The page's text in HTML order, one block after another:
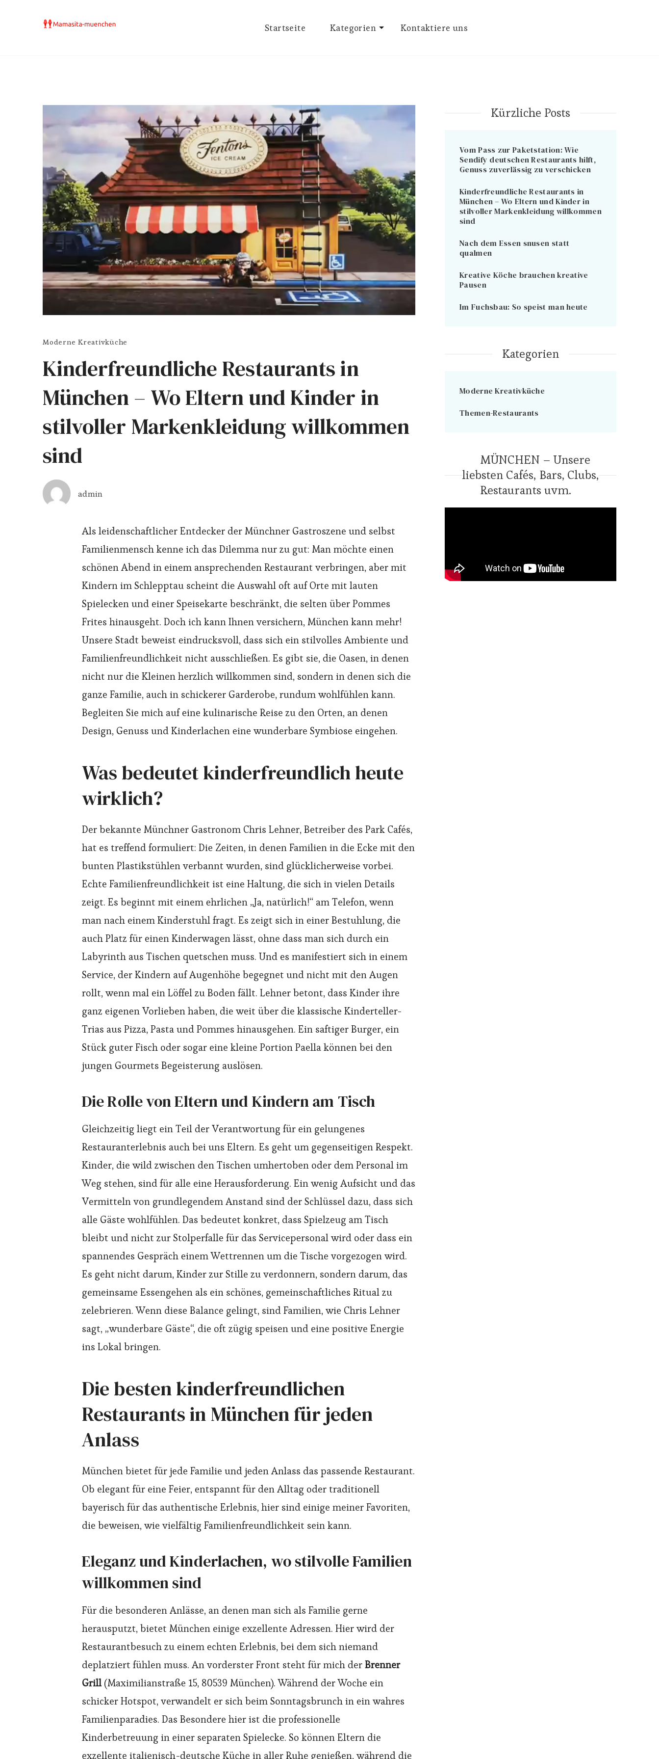
Startseite Kategorien Kontaktiere uns
Moderne Kreativküche
Kinderfreundliche Restaurants in
München – Wo Eltern und Kinder in
stilvoller Markenkleidung willkommen
sind
admin
Als leidenschaftlicher Entdecker der Münchner Gastroszene und selbst
Familienmensch kenne ich das Dilemma nur zu gut: Man möchte einen
schönen Abend in einem ansprechenden Restaurant verbringen, aber mit
Kindern im Schlepptau scheint die Auswahl oft auf Orte mit lauten
Spielecken und einer Speisekarte beschränkt, die selten über Pommes
Frites hinausgeht. Doch ich kann Ihnen versichern, München kann mehr!
Unsere Stadt beweist eindrucksvoll, dass sich ein stilvolles Ambiente und
Familienfreundlichkeit nicht ausschließen. Es gibt sie, die Oasen, in denen
nicht nur die Kleinen herzlich willkommen sind, sondern in denen sich die
ganze Familie, auch in schickerer Garderobe, rundum wohlfühlen kann.
Begleiten Sie mich auf eine kulinarische Reise zu den Orten, an denen
Design, Genuss und Kinderlachen eine wunderbare Symbiose eingehen.
Was bedeutet kinderfreundlich heute
wirklich?
Der bekannte Münchner Gastronom Chris Lehner, Betreiber des Park Cafés,
hat es treffend formuliert: Die Zeiten, in denen Familien in die Ecke mit den
bunten Plastikstühlen verbannt wurden, sind glücklicherweise vorbei.
Echte Familienfreundlichkeit ist eine Haltung, die sich in vielen Details
zeigt. Es beginnt mit einem ehrlichen „Ja, natürlich!“ am Telefon, wenn
man nach einem Kinderstuhl fragt. Es zeigt sich in einer Bestuhlung, die
auch Platz für einen Kinderwagen lässt, ohne dass man sich durch ein
Labyrinth aus Tischen quetschen muss. Und es manifestiert sich in einem
Service, der Kindern auf Augenhöhe begegnet und nicht mit den Augen
rollt, wenn mal ein Löffel zu Boden fällt. Lehner betont, dass Kinder ihre
ganz eigenen Vorlieben haben, die weit über die klassische Kinderteller-
Trias aus Pizza, Pasta und Pommes hinausgehen. Ein saftiger Burger, ein
Stück guter Fisch oder sogar eine kleine Portion Paella können bei den
jungen Gourmets Begeisterung auslösen.
Die Rolle von Eltern und Kindern am Tisch
Gleichzeitig liegt ein Teil der Verantwortung für ein gelungenes
Restauranterlebnis auch bei uns Eltern. Es geht um gegenseitigen Respekt.
Kinder, die wild zwischen den Tischen umhertoben oder dem Personal im
Weg stehen, sind für alle eine Herausforderung. Ein wenig Aufsicht und das
Vermitteln von grundlegendem Anstand sind der Schlüssel dazu, dass sich
alle Gäste wohlfühlen. Das bedeutet konkret, dass Spielzeug am Tisch
bleibt und nicht zur Stolperfalle für das Servicepersonal wird oder dass ein
spannendes Gespräch einem Wettrennen um die Tische vorgezogen wird.
Es geht nicht darum, Kinder zur Stille zu verdonnern, sondern darum, das
gemeinsame Essengehen als ein schönes, gemeinschaftliches Ritual zu
zelebrieren. Wenn diese Balance gelingt, sind Familien, wie Chris Lehner
sagt, „wunderbare Gäste“, die oft zügig speisen und eine positive Energie
ins Lokal bringen.
Die besten kinderfreundlichen
Restaurants in München für jeden
Anlass
München bietet für jede Familie und jeden Anlass das passende Restaurant.
Ob elegant für eine Feier, entspannt für den Alltag oder traditionell
bayerisch für das authentische Erlebnis, hier sind einige meiner Favoriten,
die beweisen, wie vielfältig Familienfreundlichkeit sein kann.
Eleganz und Kinderlachen, wo stilvolle Familien
willkommen sind
Für die besonderen Anlässe, an denen man sich als Familie gerne
herausputzt, bietet München einige exzellente Adressen. Hier wird der
Restaurantbesuch zu einem echten Erlebnis, bei dem sich niemand
deplatziert fühlen muss. An vorderster Front steht für mich derBrenner
Grill(Maximilianstraße 15, 80539 München). Während der Woche ein
schicker Hotspot, verwandelt er sich beim Sonntagsbrunch in ein wahres
Familienparadies. Das Besondere hier ist die professionelle
Kinderbetreuung in einer separaten Spielecke. So können Eltern die
exzellente italienisch-deutsche Küche in aller Ruhe genießen, während die
Kürzliche Posts
Vom Pass zur Paketstation: Wie
Sendify deutschen Restaurants hilft,
Genuss zuverlässig zu verschicken
Kinderfreundliche Restaurants in
München – Wo Eltern und Kinder in
stilvoller Markenkleidung willkommen
sind
Nach dem Essen snusen statt
qualmen
Kreative Köche brauchen kreative
Pausen
Im Fuchsbau: So speist man heute
Kategorien
Moderne Kreativküche
Themen-Restaurants
MÜNCHEN – Unsere
liebsten Cafés, Bars, Clubs,
Restaurants uvm.